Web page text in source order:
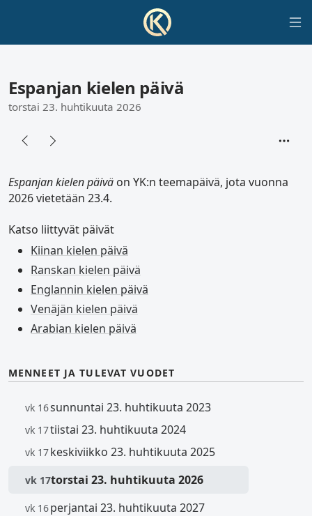
Espanjan kielen päivä
torstai 23. huhtikuuta 2026
Espanjan kielen päivä on YK:n teemapäivä, jota vuonna
2026 vietetään 23.4.
Katso liittyvät päivät
Kiinan kielen päivä
Ranskan kielen päivä
Englannin kielen päivä
Venäjän kielen päivä
Arabian kielen päivä
MENNEET JA TULEVAT VUODET
vk 16sunnuntai 23. huhtikuuta 2023
vk 17tiistai 23. huhtikuuta 2024
vk 17keskiviikko 23. huhtikuuta 2025
vk 17torstai 23. huhtikuuta 2026
vk 16perjantai 23. huhtikuuta 2027